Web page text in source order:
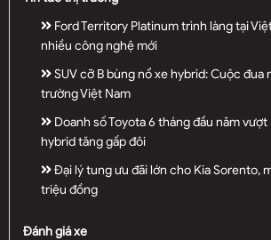
Ford Territory Platinum trình làng tại
nhiều công nghệ mới
SUV cỡ B bùng nổ xe hybrid: Cuộc đua
trường Việt Nam
Doanh số Toyota 6 tháng đầu năm
hybrid tăng gấp đôi
Đại lý tung ưu đãi lớn cho Kia Sorento,
triệu đồng
Đánh giá xe